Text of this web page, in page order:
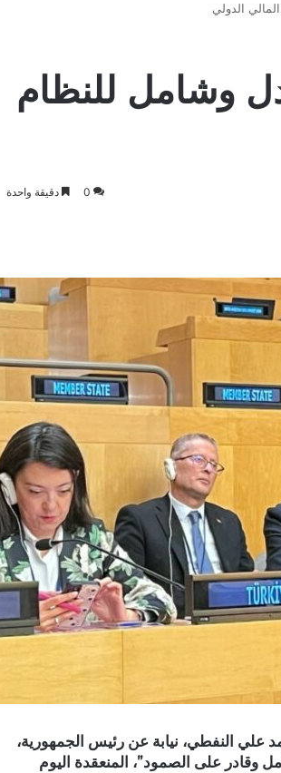
الدولي
وشامل للنظام
0 دقيقة واحدة
علي النفطي، نيابة عن رئيس الجمهورية،
وقادر على الصمود”، المنعقدة اليوم